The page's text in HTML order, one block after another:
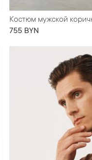
Костюм мужской
755 BYN